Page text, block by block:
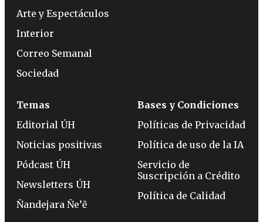
Arte y Espectáculos
Interior
Correo Semanal
Sociedad
Temas
Editorial ÚH
Noticias positivas
Pódcast ÚH
Newsletters ÚH
Ñandejara Ñe’ẽ
Bases y Condiciones
Políticas de Privacidad
Política de uso de la IA
Servicio de
Suscripción a Crédito
Política de Calidad